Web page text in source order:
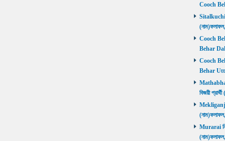
Cooch
Sitalkuchi
Cooch
Behar
Cooch
Behar
বিজয়ী
Mekliganj
Murarai